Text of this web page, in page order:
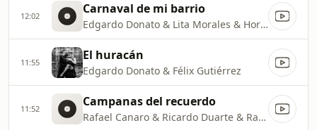
12:02 Carnaval de mi barrio
Edgardo Donato & Lita Morales & Horacio Lagos
11:55 El huracán
Edgardo Donato & Félix Gutiérrez
11:52 Campanas del recuerdo
Rafael Canaro & Ricardo Duarte & Rafael Canaro